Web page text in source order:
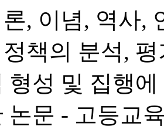
, 이념, 역사,
책의 분석,
형성 및 집행
논문 - 고등교